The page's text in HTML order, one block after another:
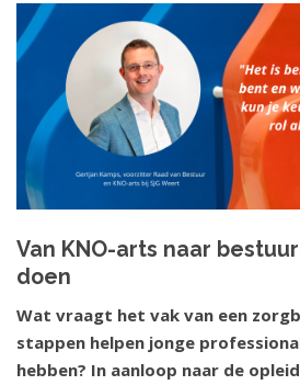
Van KNO-arts naar
doen
Wat vraagt het vak van een
stappen helpen jonge
hebben? In aanloop naar de